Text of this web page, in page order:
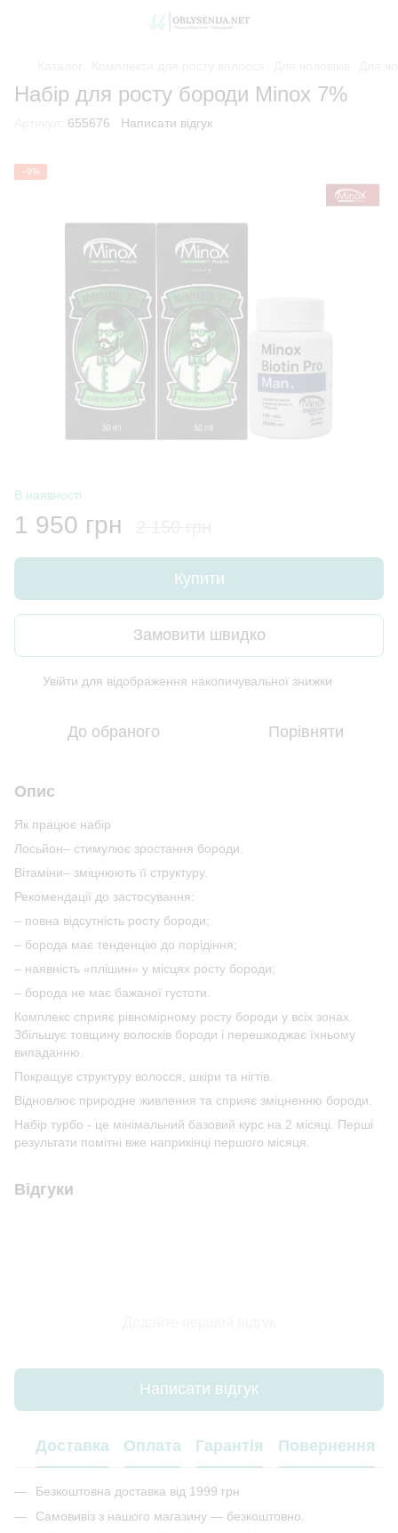
Набір для росту бороди Minox 7%
655676 Написати відгук
−9%
В наявності
1 950 грн
Купити
Замовити швидко
Увійти для відображення накопичувальної знижки
До обраного Порівняти
Опис
Як працює набір
Лосьйон– стимулює зростання бороди.
Вітаміни– зміцнюють її структуру.
Рекомендації до застосування:
– повна відсутність росту бороди;
– борода має тенденцію до порідіння;
– наявність «плішин» у місцях росту бороди;
– борода не має бажаної густоти.
Комплекс сприяє рівномірному росту бороди у всіх зонах.
Збільшує товщину волосків бороди і перешкоджає їхньому
випаданню.
Покращує структуру волосся, шкіри та нігтів.
Відновлює природне живлення та сприяє зміцненню бороди.
Набір турбо - це мінімальний базовий курс на 2 місяці. Перші
результати помітні вже наприкінці першого місяця.
Відгуки
Написати відгук
Доставка Оплата Гарантія Повернення
Безкоштовна доставка від 1999 грн
Самовивіз з нашого магазину — безкоштовно.